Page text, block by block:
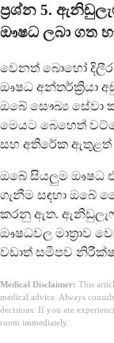
ප්‍රශ්න 5.
ඖෂධ ලබා ගත
වෙනත් බොහෝ
ඖෂධ අන්තර්ක්‍රියා
ඔබේ සෞඛ්‍ය සේවා
මෙයට බෙහෙත්
සහ අතිරේක ඇතුළත්
ඔබේ සියලුම ඖෂධ
ගැනීම සඳහා ඔබේ
කරනු ඇත.
ඖෂධවල මාත්‍රාව
වඩාත් සමීපව
Medical Disclaimer: This
medical advice. Always
decisions. If you are
room immediately.